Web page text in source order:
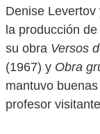
Denise
la producción
su obra Versos
(1967) y Obra
mantuvo
profesor